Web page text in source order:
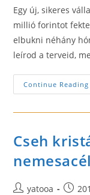
Egy új, sikeres
millió forintot
elbukni néhány
leírod a terveid,
Continue Reading
Cseh
Postyatooa
Post